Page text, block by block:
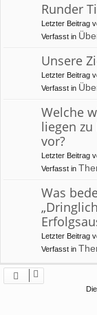
Runder
Letzter Beitrag
Verfasst in
Unsere
Letzter Beitrag
Verfasst in
Welche
liegen
vor?
Letzter Beitrag
Verfasst in
Was
Letzter Beitrag
Verfasst in